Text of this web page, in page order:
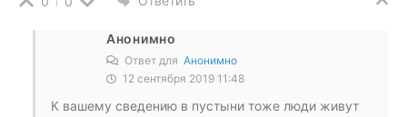
Анонимно
Ответ для Анонимно
12 сентября 2019 11:48
К вашему сведению в пустыни тоже люди живут